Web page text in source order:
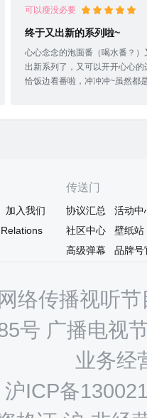
可以瘦没必要
终于又出新的系列啦~
心心念念的泡面番（喝水番？）
出新系列了，又可以开开心心的
恰饭边看番啦，冲冲冲~虽然都
格了，希望好的番剧不要成为商
化的棋子，用心做出好的内容回
观众。新番好飒的猴哥，不要被
神的设定束缚了你狂荡不羁的心
虎头怪太可爱了，哈哈哈哈，可
爱爱，依旧没有脖子
加入我们
传送门
协议汇总
活动中
社区中心
壁纸站
高级弹幕
品牌号
络传播视听
号 广播电视
业务经
ICP备